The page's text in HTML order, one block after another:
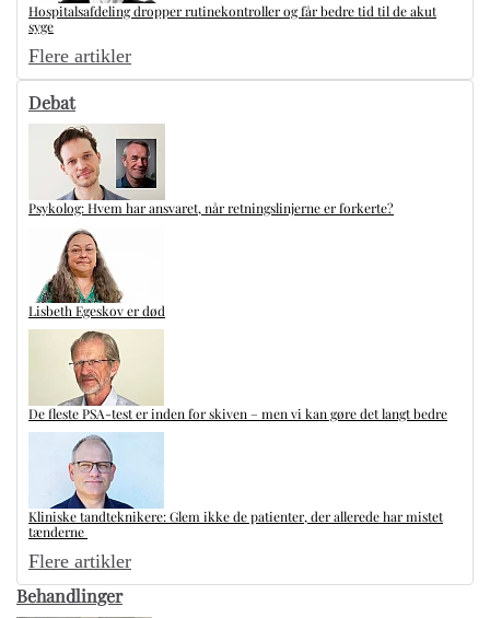
Hospitalsafdeling dropper rutinekontroller og får bedre tid til de akut
syge
Flere artikler
Debat
Psykolog: Hvem har ansvaret, når retningslinjerne er forkerte?
Lisbeth Egeskov er død
De fleste PSA-test er inden for skiven – men vi kan gøre det langt bedre
Kliniske tandteknikere: Glem ikke de patienter, der allerede har mistet
tænderne
Flere artikler
Behandlinger